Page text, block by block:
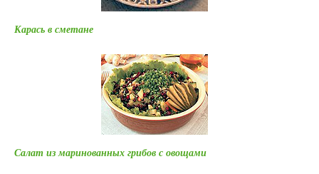
Карась в сметане
Салат из маринованных грибов с овощами